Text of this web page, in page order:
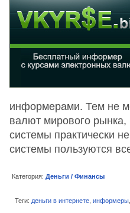
информерами. Тем не
валют мирового
системы практически
системы пользуются
Категория: Деньги / Финансы
Теги: деньги в интернете информеры